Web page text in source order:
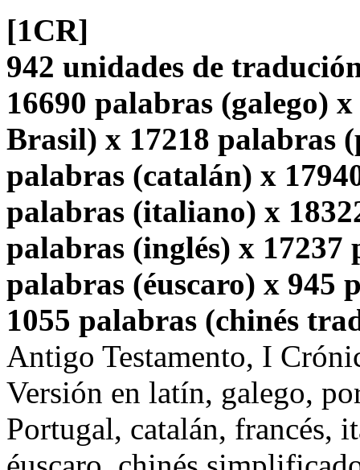
[1CR]
942 unidades de
16690 palabras (galego)
Brasil) x 17218 palabras
palabras (catalán) x
palabras (italiano) x
palabras (inglés) x 17237
palabras (éuscaro) x 945
1055 palabras (chinés
Antigo Testamento, I
Versión en latín, galego,
Portugal, catalán, francés,